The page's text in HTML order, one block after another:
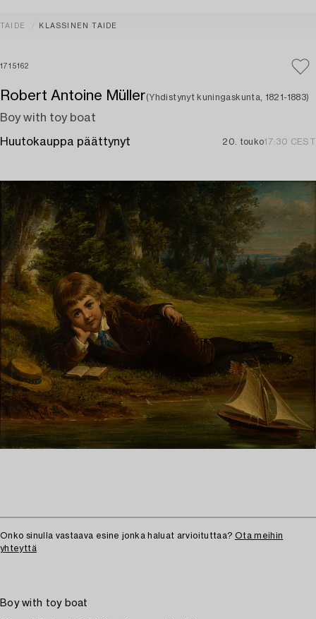
TAIDE KLASSINEN TAIDE
1715162
Robert Antoine Müller(Yhdistynyt kuningaskunta, 1821-1883)
Boy with toy boat
Huutokauppa päättynyt 20. touko17:30 CEST
Onko sinulla vastaava esine jonka haluat arvioituttaa? Ota meihin
yhteyttä
Boy with toy boat